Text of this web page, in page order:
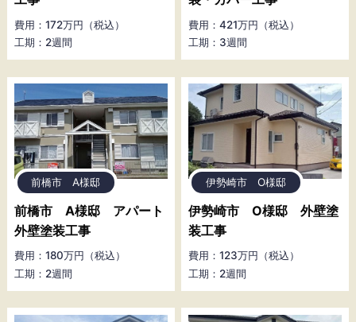
費用：172万円（税込）
工期：2週間
費用：421万円（税込）
工期：3週間
前橋市 A様邸
前橋市 A様邸 アパート
外壁塗装工事
費用：180万円（税込）
工期：2週間
伊勢崎市 O様邸
伊勢崎市 O様邸 外壁塗
装工事
費用：123万円（税込）
工期：2週間